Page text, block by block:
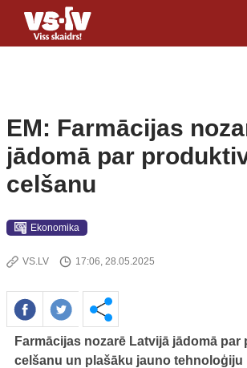
EM: Farmācijas
jādomā par
celšanu
Ekonomika
VS.LV 17:06, 28.05.2025
Farmācijas nozarē Latvijā jādomā
celšanu un plašāku jauno tehnoloģiju